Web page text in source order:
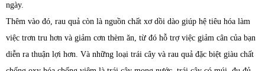
ngày.
Thêm vào đó, rau quả còn là nguồn chất xơ dồi dào giúp hệ tiêu hóa làm
việc trơn tru hơn và giảm cơn thèm ăn, từ đó hỗ trợ việc giảm cân của bạn
diễn ra thuận lợi hơn. Và những loại trái cây và rau quả đặc biệt giàu chất